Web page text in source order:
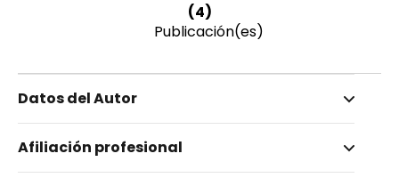
(4)
Publicación(es)
Datos del Autor
Yánez, Ivonne
Afiliación profesional